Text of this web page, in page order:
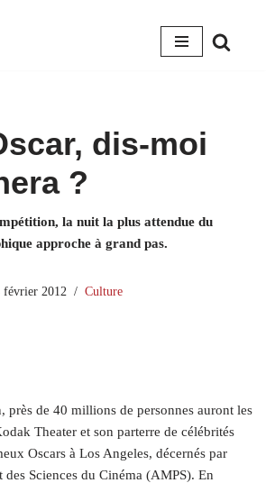
dis-moi
?
la nuit la plus attendue du
approche à grand pas.
février 2012 Culture
près de 40 millions de personnes auront les
Theater et son parterre de célébrités
Oscars à Los Angeles, décernés par
des Sciences du Cinéma (AMPS). En